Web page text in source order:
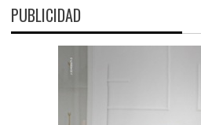
PUBLICIDAD